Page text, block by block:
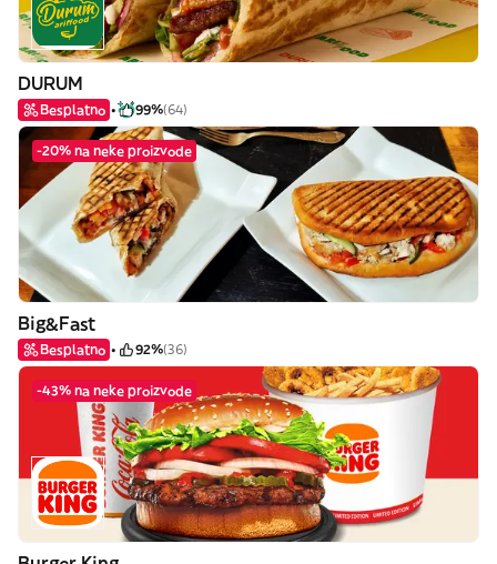
DURUM
Besplatno 99%(64)
-20% na neke proizvode
Big&Fast
Besplatno 92%(36)
-43% na neke proizvode